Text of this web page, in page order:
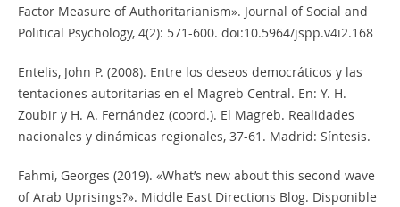
Factor Measure of Authoritarianism». Journal of Social and
Political Psychology, 4(2): 571-600. doi:10.5964/jspp.v4i2.168
Entelis, John P. (2008). Entre los deseos democráticos y las
tentaciones autoritarias en el Magreb Central. En: Y. H.
Zoubir y H. A. Fernández (coord.). El Magreb. Realidades
nacionales y dinámicas regionales, 37-61. Madrid: Síntesis.
Fahmi, Georges (2019). «What’s new about this second wave
of Arab Uprisings?». Middle East Directions Blog. Disponible